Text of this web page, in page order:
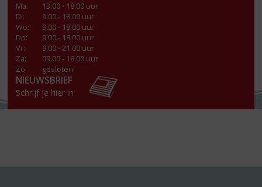
Ma:
13.00 - 18.00 uur
Di:
9.00 - 18.00 uur
Wo:
9.00 - 18.00 uur
Do:
9.00 - 18.00 uur
Vr:
9.00 - 21.00 uur
Za:
09.00 - 18.00 uur
Zo:
gesloten
NIEUWSBRIEF
Schrijf je hier in